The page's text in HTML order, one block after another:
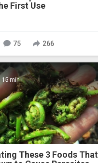
First Use
75 266
15 min
These 3 Foods That